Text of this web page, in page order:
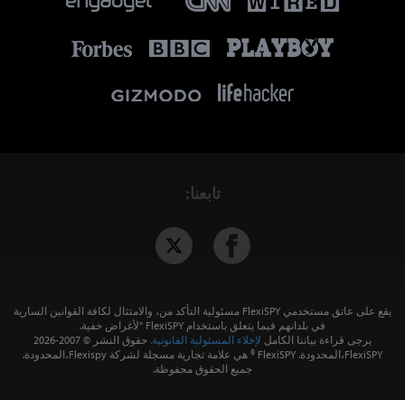
تابعنا:
يقع على عاتق مستخدمي FlexiSPY مسئولية التأكد من، والامتثال لكافة القوانين السارية
في بلدانهم فيما يتعلق باستخدام FlexiSPY "لأغراض خفية.
يرجى قراءة بياننا الكامل لإخلاء المسئولية القانونية. حقوق النشر © 2007-
2026
FlexiSPY،المحدودة. FlexiSPY ® هي علامة تجارية مسجلة لشركة Flexispy،المحدودة.
جميع الحقوق محفوظة.